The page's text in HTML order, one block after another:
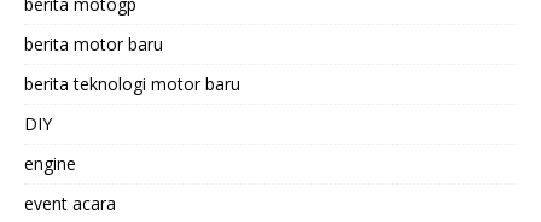
berita motogp
berita motor baru
berita teknologi motor baru
DIY
engine
event acara